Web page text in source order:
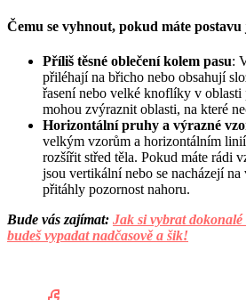
Čemu se vyhnout, pokud máte
Příliš těsné oblečení kolem pasu:
přiléhají na břicho nebo obsahují
řasení nebo velké knoflíky v oblasti
mohou zvýraznit oblasti, na které
Horizontální pruhy a výrazné
velkým vzorům a horizontálním
rozšířit střed těla. Pokud máte rádi
jsou vertikální nebo se nacházejí
přitáhly pozornost nahoru.
Bude vás zajímat: Jak si vybrat
budeš vypadat nadčasově a šik!